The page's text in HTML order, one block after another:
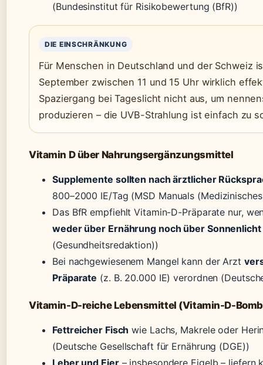
(Bundesinstitut für Risikobewertung (BfR))
DIE EINSCHRÄNKUNG
Für Menschen in Deutschland und der Schweiz
September zwischen 11 und 15 Uhr wirklich
Spaziergang bei Tageslicht nicht aus, um
produzieren – die UVB-Strahlung ist einfach zu
Vitamin D über Nahrungsergänzungsmittel
Supplemente sollten nach ärztlicher
800–2000 IE/Tag (MSD Manuals
Das BfR empfiehlt Vitamin-D-Präparate nur,
weder über Ernährung noch über
(Gesundheitsredaktion))
Bei nachgewiesenem Mangel kann der Arzt
Präparate (z. B. 20.000 IE) verordnen
Vitamin-D-reiche Lebensmittel (Vitamin-D-
Fettreicher Fisch wie Lachs, Makrele oder
(Deutsche Gesellschaft für Ernährung (DGE))